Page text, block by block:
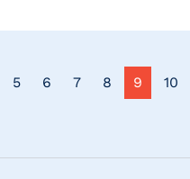
5 6 7 8 9 10